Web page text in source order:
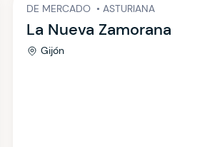
DE MERCADO • ASTURIANA
La Nueva Zamorana
Gijón